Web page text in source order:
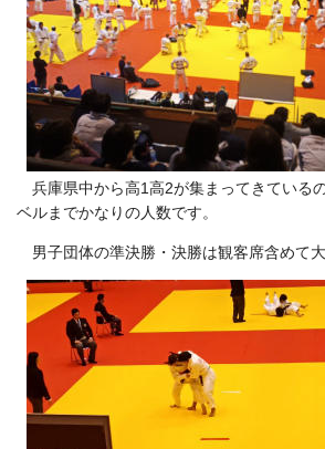
兵庫県中から高1高2が集まってきている
ベルまでかなりの人数です。
男子団体の準決勝・決勝は観客席含めて